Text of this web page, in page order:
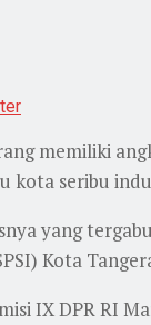
memiliki
kota seribu
yang
Kota
IX DPR RI